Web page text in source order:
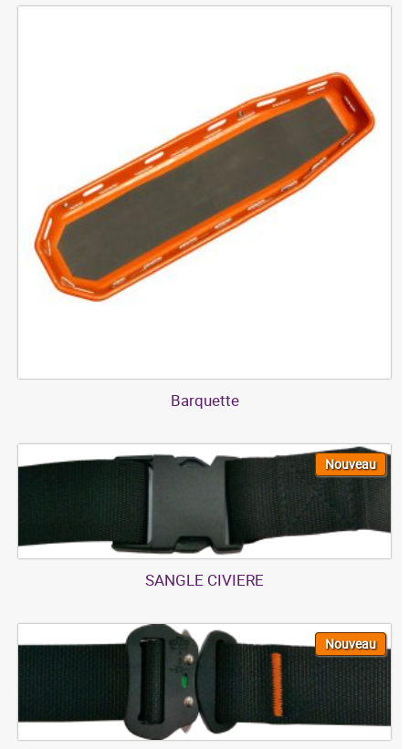
Barquette
Nouveau
SANGLE CIVIERE
Nouveau